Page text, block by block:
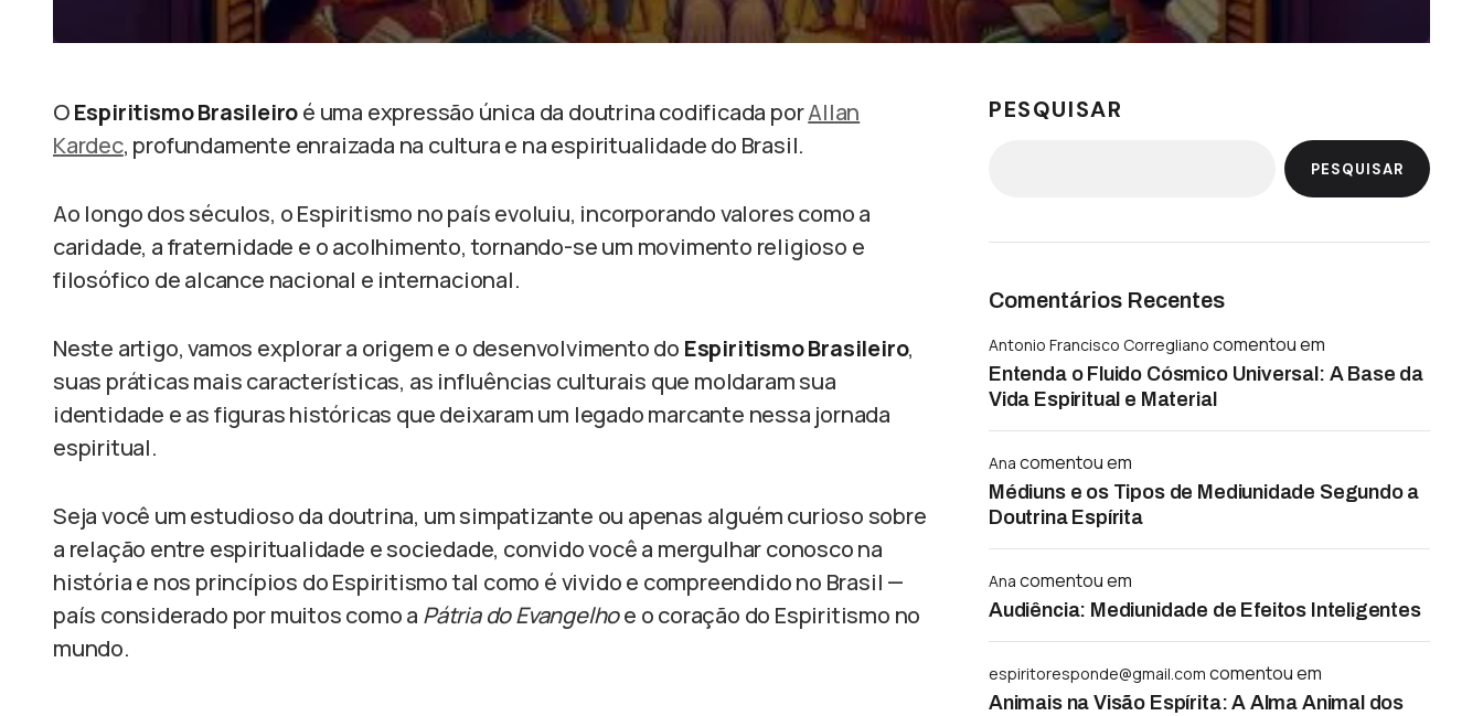
OEspiritismo Brasileiroé uma expressão única da doutrina codificada porAllan
Kardec, profundamente enraizada na cultura e na espiritualidade do Brasil.
Ao longo dos séculos, o Espiritismo no país evoluiu, incorporando valores como a
caridade, a fraternidade e o acolhimento, tornando-se um movimento religioso e
filosófico de alcance nacional e internacional.
Neste artigo, vamos explorar a origem e o desenvolvimento do Espiritismo Brasileiro,
suas práticas mais características, as influências culturais que moldaram sua
identidade e as figuras históricas que deixaram um legado marcante nessa jornada
espiritual.
Seja você um estudioso da doutrina, um simpatizante ou apenas alguém curioso sobre
a relação entre espiritualidade e sociedade, convido você a mergulhar conosco na
história e nos princípios do Espiritismo tal como é vivido e compreendido no Brasil —
país considerado por muitos como a Pátria do Evangelhoe o coração do Espiritismo no
mundo.
PESQUISAR
PESQUISAR
Comentários Recentes
Antonio Francisco Corregliano comentou em
Entenda o Fluido Cósmico Universal: A Base da
Vida Espiritual e Material
Ana comentou em
Médiuns e os Tipos de Mediunidade Segundo a
Doutrina Espírita
Ana comentou em
Audiência: Mediunidade de Efeitos Inteligentes
espiritoresponde@gmail.com comentou em
Animais na Visão Espírita: A Alma Animal dos